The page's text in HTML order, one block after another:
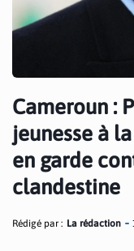
Cameroun :
jeunesse à
en garde
clandestine
Rédigé par : La rédaction